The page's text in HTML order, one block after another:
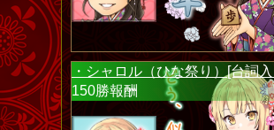
・シャロル（ひな祭り）[台詞
150勝報酬